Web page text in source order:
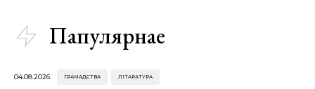
Папулярнае
04.08.2026 ГРАМАДСТВА ЛІТАРАТУРА